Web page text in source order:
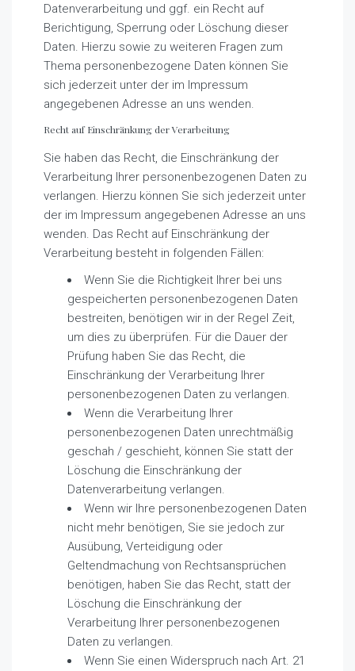
Datenverarbeitung und ggf. ein Recht auf
Berichtigung, Sperrung oder Löschung dieser
Daten. Hierzu sowie zu weiteren Fragen zum
Thema personenbezogene Daten können Sie
sich jederzeit unter der im Impressum
angegebenen Adresse an uns wenden.
Recht auf Einschränkung der Verarbeitung
Sie haben das Recht, die Einschränkung der
Verarbeitung Ihrer personenbezogenen Daten zu
verlangen. Hierzu können Sie sich jederzeit unter
der im Impressum angegebenen Adresse an uns
wenden. Das Recht auf Einschränkung der
Verarbeitung besteht in folgenden Fällen:
Wenn Sie die Richtigkeit Ihrer bei uns
gespeicherten personenbezogenen Daten
bestreiten, benötigen wir in der Regel Zeit,
um dies zu überprüfen. Für die Dauer der
Prüfung haben Sie das Recht, die
Einschränkung der Verarbeitung Ihrer
personenbezogenen Daten zu verlangen.
Wenn die Verarbeitung Ihrer
personenbezogenen Daten unrechtmäßig
geschah / geschieht, können Sie statt der
Löschung die Einschränkung der
Datenverarbeitung verlangen.
Wenn wir Ihre personenbezogenen Daten
nicht mehr benötigen, Sie sie jedoch zur
Ausübung, Verteidigung oder
Geltendmachung von Rechtsansprüchen
benötigen, haben Sie das Recht, statt der
Löschung die Einschränkung der
Verarbeitung Ihrer personenbezogenen
Daten zu verlangen.
Wenn Sie einen Widerspruch nach Art. 21